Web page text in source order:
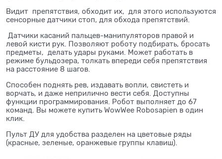
Видит препятствия, обходит их, для этого используются
сенсорные датчики стоп, для обхода препятствий.
Датчики касаний пальцев-манипуляторов правой и
левой кисти рук. Позволяют роботу подбирать, бросать
предметы, делать удары руками. Может работать в
режиме бульдозера, толкать впереди себя препятствия
на расстояние 8 шагов.
Способен поднять рев, издавать вопли, свистеть и
ворчать, и даже неприлично вести себя. Доступны
функции программирования. Робот выполняет до 67
команд. Вы можете купить WowWee Robosapien в один
клик.
Пульт ДУ для удобства разделен на цветовые ряды
(красные, зеленые, оранжевые группы клавиш).